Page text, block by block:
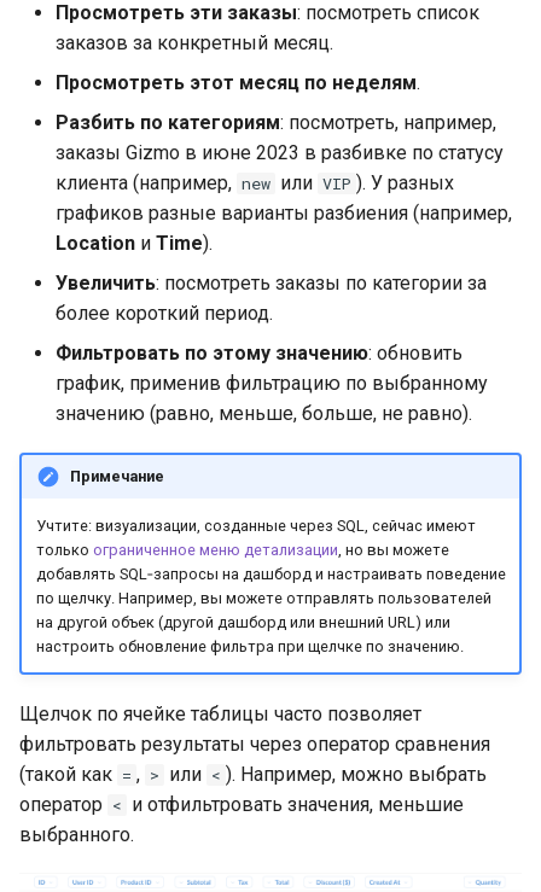
Просмотреть эти заказы: посмотреть список
заказов за конкретный месяц.
Просмотреть этот месяц по неделям.
Разбить по категориям: посмотреть, например,
заказы Gizmo в июне 2023 в разбивке по статусу
клиента (например, new или VIP ). У разных
графиков разные варианты разбиения (например,
Location и Time).
Увеличить: посмотреть заказы по категории за
более короткий период.
Фильтровать по этому значению: обновить
график, применив фильтрацию по выбранному
значению (равно, меньше, больше, не равно).
Примечание
Учтите: визуализации, созданные через SQL, сейчас имеют
только ограниченное меню детализации , но вы можете
добавлять SQL‑запросы на дашборд и настраивать поведение
по щелчку. Например, вы можете отправлять пользователей
на другой объек (другой дашборд или внешний URL) или
настроить обновление фильтра при щелчке по значению.
Щелчок по ячейке таблицы часто позволяет
фильтровать результаты через оператор сравнения
(такой как = , > или < ). Например, можно выбрать
оператор < и отфильтровать значения, меньшие
выбранного.